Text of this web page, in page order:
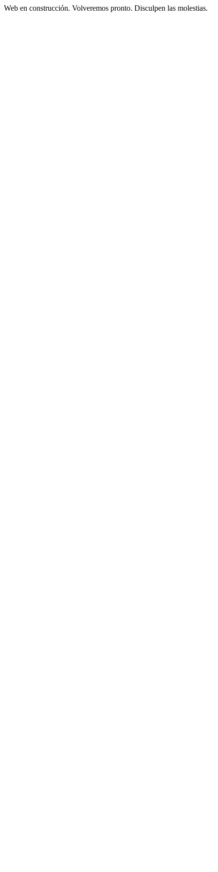
Web en construcción. Volveremos pronto. Disculpen las molestias.